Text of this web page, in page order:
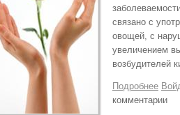
связано с
овощей, с
увеличением
возбудителей
Подробнее о
комментарии